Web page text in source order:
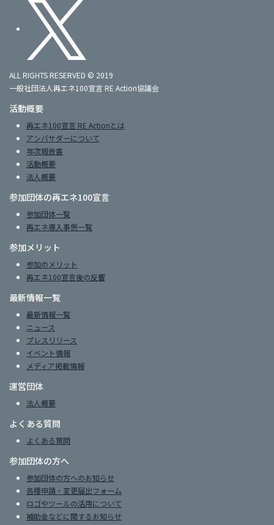
ALL RIGHTS RESERVED © 2019
一般社団法人再エネ100宣言 RE Action協議会
活動概要
再エネ100宣言 RE Actionとは
アンバサダーについて
年次報告書
活動概要
法人概要
参加団体の再エネ100宣言
参加団体一覧
再エネ導入事例一覧
参加メリット
参加のメリット
再エネ100宣言後の反響
最新情報一覧
最新情報一覧
ニュース
プレスリリース
イベント情報
メディア掲載情報
運営団体
法人概要
よくある質問
よくある質問
参加団体の方へ
参加団体の方へのお知らせ
各種申請・変更届出フォーム
ロゴやツールの活用について
補助金などに関するお知らせ